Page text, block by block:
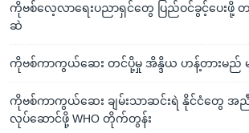
ကိုဗစ်လေ့လာရေးပညာရှင်တွေ ပြည်ဝင်ခွင့်ပေးဖို့
ဆဲ
ကိုဗစ်ကာကွယ်ဆေး တင်ပို့မှု အိန္ဒိယ ဟန့်တားမည်
ကိုဗစ်ကာကွယ်ဆေး ချမ်းသာဆင်းရဲ နိုင်ငံတွေ အ
လုပ်ဆောင်ဖို့ WHO တိုက်တွန်း